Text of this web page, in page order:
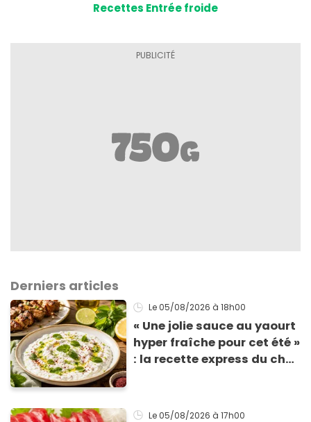
Recettes Entrée froide
Derniers articles
Le 05/08/2026 à 18h00
« Une jolie sauce au yaourt
hyper fraîche pour cet été »
: la recette express du chef
grillades
Le 05/08/2026 à 17h00